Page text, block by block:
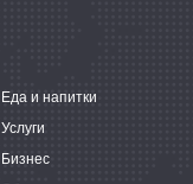
Еда и напитки
Услуги
Бизнес